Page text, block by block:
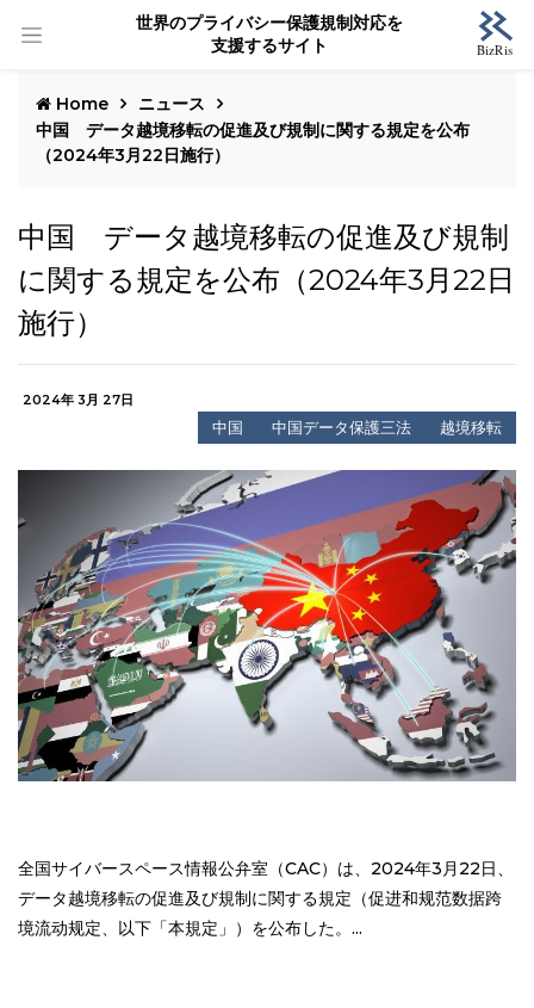
世界のプライバシー保護規制対応を
支援するサイト
Home
ニュース
中国 データ越境移転の促進及び規制に関する規定を公布
（2024年3月22日施行）
中国 データ越境移転の促進及び規制
に関する規定を公布（2024年3月22日
施行）
2024年 3月 27日
中国 中国データ保護三法 越境移転
全国サイバースペース情報公弁室（CAC）は、2024年3月22日、
データ越境移転の促進及び規制に関する規定（促进和规范数据跨
境流动规定、以下「本規定」）を公布した。...